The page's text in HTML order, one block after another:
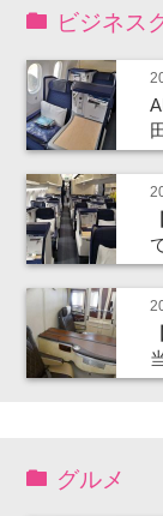
ビジネス
グルメ